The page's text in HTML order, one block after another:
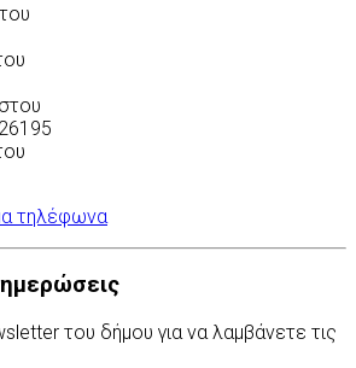
τηλέφωνα
του δήμου για να λαμβάνετε τις